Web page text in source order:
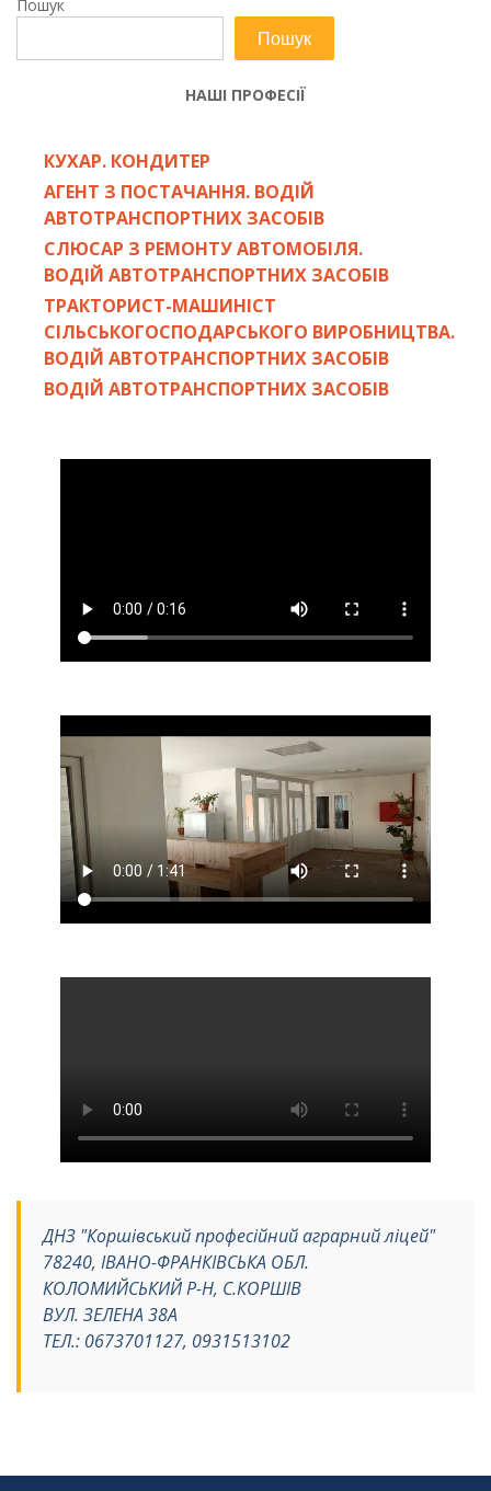
Пошук
Пошук
НАШІ ПРОФЕСІЇ
КУХАР. КОНДИТЕР
АГЕНТ З ПОСТАЧАННЯ. ВОДІЙ
АВТОТРАНСПОРТНИХ ЗАСОБІВ
СЛЮСАР З РЕМОНТУ АВТОМОБІЛЯ.
ВОДІЙ АВТОТРАНСПОРТНИХ ЗАСОБІВ
ТРАКТОРИСТ-МАШИНІСТ
СІЛЬСЬКОГОСПОДАРСЬКОГО ВИРОБНИЦТВА.
ВОДІЙ АВТОТРАНСПОРТНИХ ЗАСОБІВ
ВОДІЙ АВТОТРАНСПОРТНИХ ЗАСОБІВ
ДНЗ "Коршівський професійний аграрний ліцей"
78240, ІВАНО-ФРАНКІВСЬКА ОБЛ.
КОЛОМИЙСЬКИЙ Р-Н, С.КОРШІВ
ВУЛ. ЗЕЛЕНА 38А
ТЕЛ.: 0673701127, 0931513102